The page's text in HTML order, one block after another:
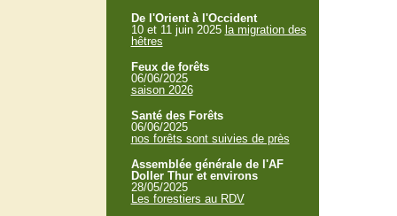
De l'Orient à l'Occident
10 et 11 juin 2025 la migration des
hêtres
Feux de forêts
06/06/2025
saison 2026
Santé des Forêts
06/06/2025
nos forêts sont suivies de près
Assemblée générale de l'AF
Doller Thur et environs
28/05/2025
Les forestiers au RDV